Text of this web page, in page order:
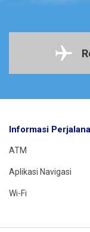
Informasi
ATM
Aplikasi Navigasi
Wi-Fi